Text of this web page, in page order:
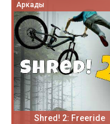
Аркады
Shred! 2: Freeride